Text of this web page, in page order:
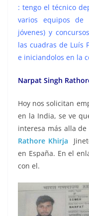
: tengo el técnico
varios equipos de
jóvenes) y
las cuadras de Luís
e iniciandolos en la
Narpat Singh
Hoy nos solicitan
en la India, se ve
interesa más alla
Rathore Khirja
en España. En el
con el.